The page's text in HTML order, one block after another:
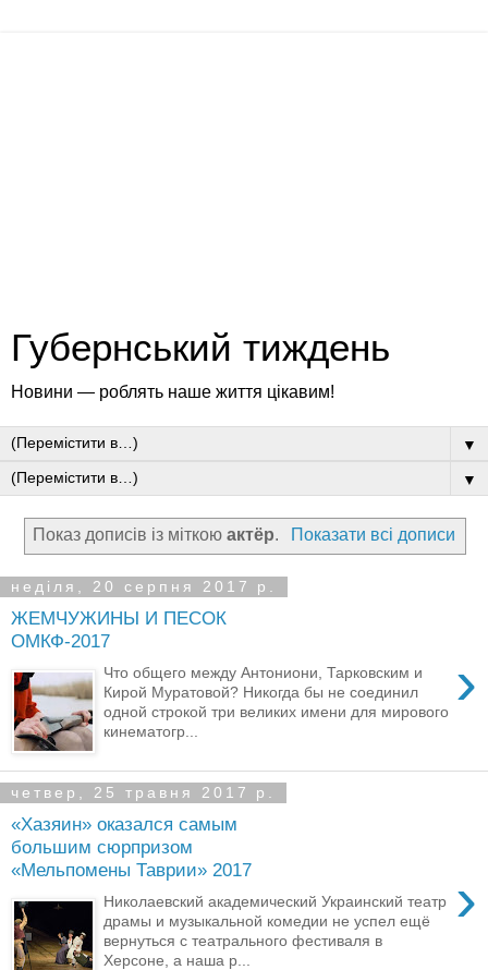
Губернський тиждень
Новини — роблять наше життя цікавим!
▼
▼
Показ дописів із міткоюактёр. Показати всі дописи
неділя, 20 серпня 2017 р.
ЖЕМЧУЖИНЫ И ПЕСОК
ОМКФ-2017
›
Что общего между Антониони, Тарковским и
Кирой Муратовой? Никогда бы не соединил
одной строкой три великих имени для мирового
кинематогр...
четвер, 25 травня 2017 р.
«Хазяин» оказался самым
большим сюрпризом
«Мельпомены Таврии» 2017
›
Николаевский академический Украинский театр
драмы и музыкальной комедии не успел ещё
вернуться с театрального фестиваля в
Херсоне, а наша р...